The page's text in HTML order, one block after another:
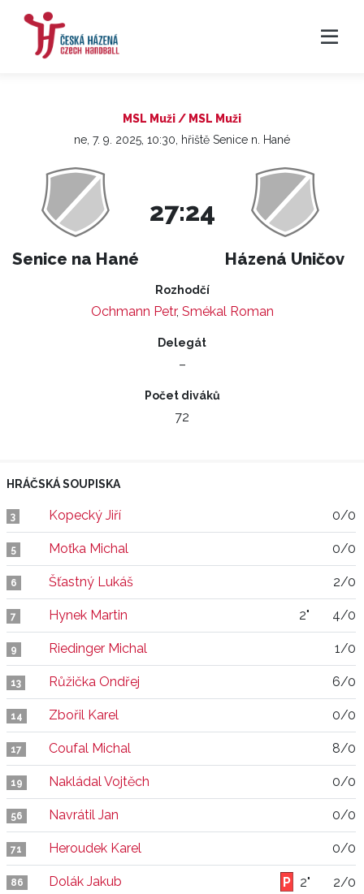
MSL Muži / MSL Muži
ne, 7. 9. 2025, 10:30, hřiště Senice n. Hané
Senice na Hané
27:24
Házená Uničov
Rozhodčí
Ochmann Petr, Smékal Roman
Delegát
–
Počet diváků
72
HRÁČSKÁ SOUPISKA
3 Kopecký Jiří 0/0
5 Moťka Michal 0/0
6 Šťastný Lukáš 2/0
7 Hynek Martin 2" 4/0
9 Riedinger Michal 1/0
13 Růžička Ondřej 6/0
14 Zbořil Karel 0/0
17 Coufal Michal 8/0
19 Nakládal Vojtěch 0/0
56 Navrátil Jan 0/0
71 Heroudek Karel 0/0
86 Dolák Jakub 2" 2/0